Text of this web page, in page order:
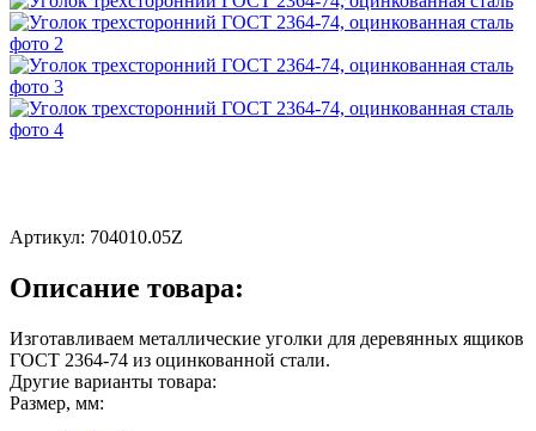
Артикул: 704010.05Z
Описание товара:
Изготавливаем металлические уголки для деревянных ящиков
ГОСТ 2364-74 из оцинкованной стали.
Другие варианты товара:
Размер, мм: